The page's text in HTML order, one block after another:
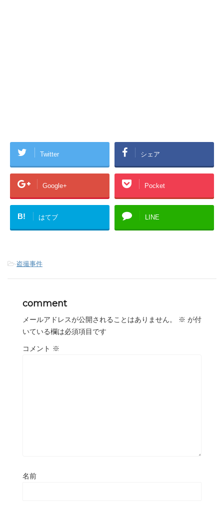
Twitter シェア
Google+ Pocket
B! はてブ LINE
-盗撮事件
comment
メールアドレスが公開されることはありません。 ※ が付
いている欄は必須項目です
コメント ※
名前